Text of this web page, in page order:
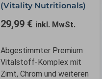
(Vitality Nutritionals)
29,99 € inkl. MwSt.
Abgestimmter Premium
Vitalstoff-Komplex mit
Zimt, Chrom und weiteren